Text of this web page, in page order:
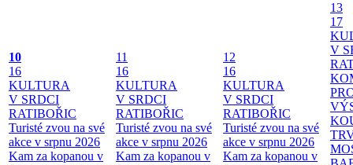
10
16
KULTURA
V SRDCI
RATIBOŘIC
Turisté zvou na své
akce v srpnu 2026
Kam za kopanou v
11
16
KULTURA
V SRDCI
RATIBOŘIC
Turisté zvou na své
akce v srpnu 2026
Kam za kopanou v
12
16
KULTURA
V SRDCI
RATIBOŘIC
Turisté zvou na své
akce v srpnu 2026
Kam za kopanou v
13
17
V